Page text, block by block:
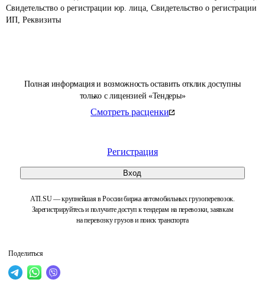
Полная информация и возможность оставить отклик доступны
только с лицензией «Тендеры»
Смотреть расценки
Регистрация
Вход
ATI.SU — крупнейшая в России биржа автомобильных грузоперевозок.
Зарегистрируйтесь и получите доступ к тендерам на перевозки, заявкам
на перевозку грузов и поиск транспорта
Поделиться
Свидетельство о регистрации юр. лица, Свидетельство о регистрации
ИП, Реквизиты